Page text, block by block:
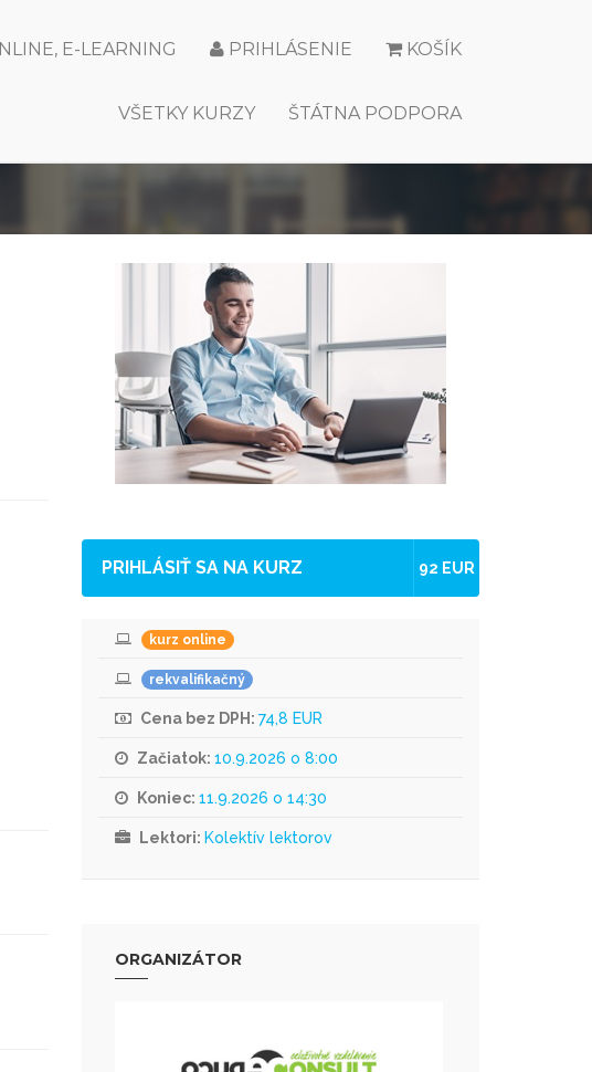
KOŠÍK
PRIHLÁSENIE
E-LEARNING
ŠTÁTNA PODPORA
VŠETKY KURZY
PRIHLÁSIŤ SA NA KURZ 92 EUR
kurz online
rekvalifikačný
Cena bez DPH: 74,8 EUR
Začiatok: 10.9.2026 o 8:00
Koniec: 11.9.2026 o 14:30
Lektori: Kolektív lektorov
ORGANIZÁTOR